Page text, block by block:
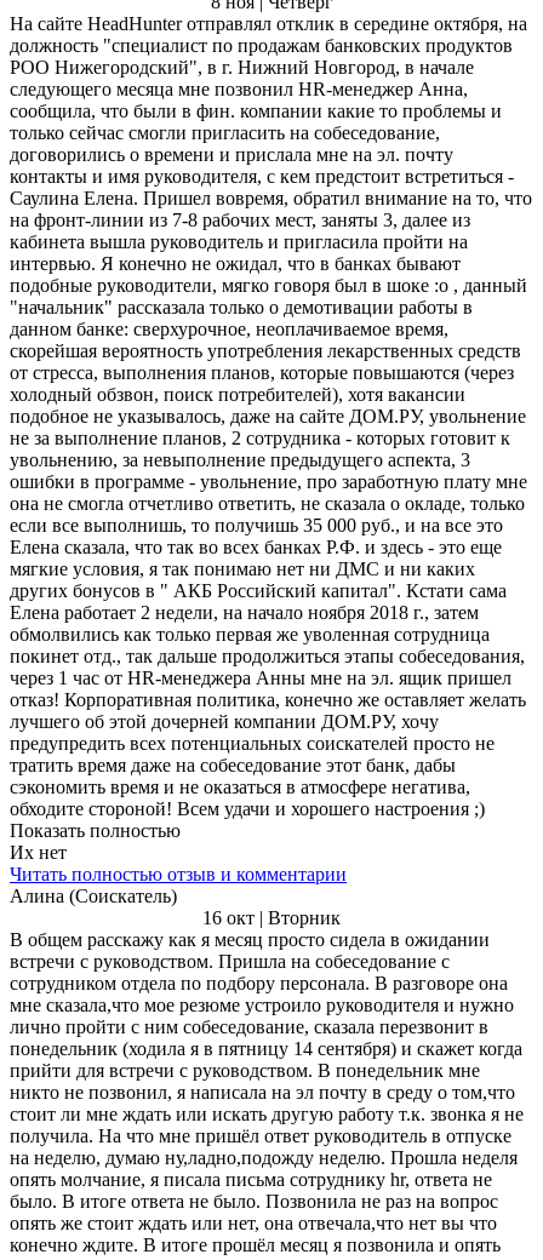
На сайте HeadHunter отправлял отклик в середине октября, на
должность "специалист по продажам банковских продуктов
РОО Нижегородский", в г. Нижний Новгород, в начале
следующего месяца мне позвонил HR-менеджер Анна,
сообщила, что были в фин. компании какие то проблемы и
только сейчас смогли пригласить на собеседование,
договорились о времени и прислала мне на эл. почту
контакты и имя руководителя, с кем предстоит встретиться -
Саулина Елена. Пришел вовремя, обратил внимание на то, что
на фронт-линии из 7-8 рабочих мест, заняты 3, далее из
кабинета вышла руководитель и пригласила пройти на
интервью. Я конечно не ожидал, что в банках бывают
подобные руководители, мягко говоря был в шоке :o , данный
"начальник" рассказала только о демотивации работы в
данном банке: сверхурочное, неоплачиваемое время,
скорейшая вероятность употребления лекарственных средств
от стресса, выполнения планов, которые повышаются (через
холодный обзвон, поиск потребителей), хотя вакансии
подобное не указывалось, даже на сайте ДОМ.РУ, увольнение
не за выполнение планов, 2 сотрудника - которых готовит к
увольнению, за невыполнение предыдущего аспекта, 3
ошибки в программе - увольнение, про заработную плату мне
она не смогла отчетливо ответить, не сказала о окладе, только
если все выполнишь, то получишь 35 000 руб., и на все это
Елена сказала, что так во всех банках Р.Ф. и здесь - это еще
мягкие условия, я так понимаю нет ни ДМС и ни каких
других бонусов в " АКБ Российский капитал". Кстати сама
Елена работает 2 недели, на начало ноября 2018 г., затем
обмолвились как только первая же уволенная сотрудница
покинет отд., так дальше продолжиться этапы собеседования,
через 1 час от HR-менеджера Анны мне на эл. ящик пришел
отказ! Корпоративная политика, конечно же оставляет желать
лучшего об этой дочерней компании ДОМ.РУ, хочу
предупредить всех потенциальных соискателей просто не
тратить время даже на собеседование этот банк, дабы
сэкономить время и не оказаться в атмосфере негатива,
обходите стороной! Всем удачи и хорошего настроения ;)
Показать полностью
Их нет
Читать полностью отзыв и комментарии
Алина (Соискатель)
16 окт | Вторник
В общем расскажу как я месяц просто сидела в ожидании
встречи с руководством. Пришла на собеседование с
сотрудником отдела по подбору персонала. В разговоре она
мне сказала,что мое резюме устроило руководителя и нужно
лично пройти с ним собеседование, сказала перезвонит в
понедельник (ходила я в пятницу 14 сентября) и скажет когда
прийти для встречи с руководством. В понедельник мне
никто не позвонил, я написала на эл почту в среду о том,что
стоит ли мне ждать или искать другую работу т.к. звонка я не
получила. На что мне пришёл ответ руководитель в отпуске
на неделю, думаю ну,ладно,подожду неделю. Прошла неделя
опять молчание, я писала письма сотруднику hr, ответа не
было. В итоге ответа не было. Позвонила не раз на вопрос
опять же стоит ждать или нет, она отвечала,что нет вы что
конечно ждите. В итоге прошёл месяц я позвонила и опять